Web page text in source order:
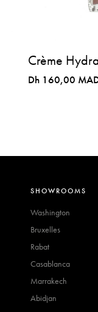
Crème
Dh 160,00
SHOWROOMS
Washington
Bruxelles
Rabat
Casablanca
Marrakech
Abidjan